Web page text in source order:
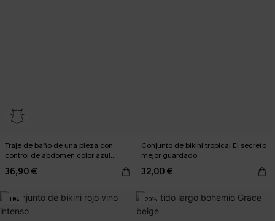
Traje de baño de una pieza con
control de abdomen color azul
36,90 €
Conjunto de bikini tropical El secreto
mejor guardado
32,00 €
-11% -20%